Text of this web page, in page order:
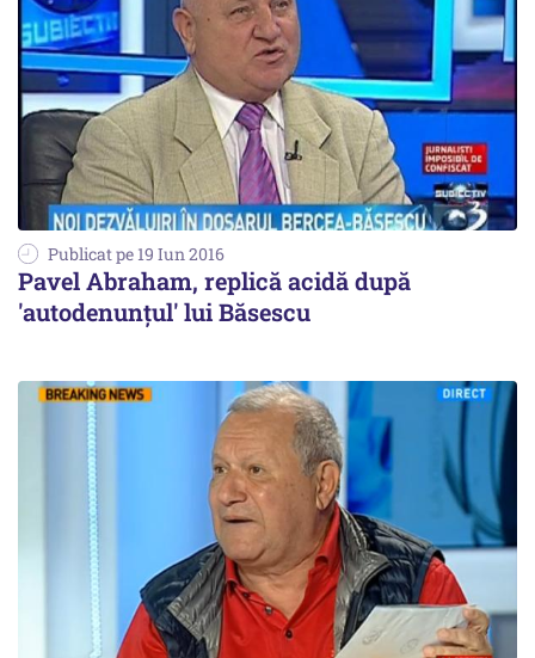
Publicat pe 19 Iun 2016
Pavel Abraham, replică acidă după
'autodenunțul' lui Băsescu